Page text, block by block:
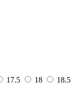
17.5 18
18.5